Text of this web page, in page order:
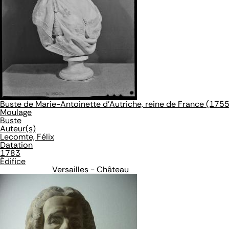
Buste de Marie-Antoinette d'Autriche, reine de France
Moulage
Buste
Auteur(s)
Lecomte, Félix
Datation
1783
Édifice
Versailles - Château